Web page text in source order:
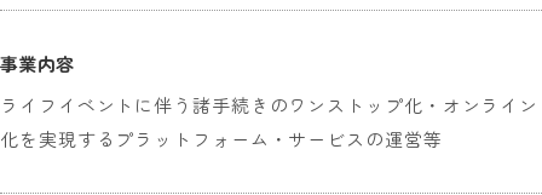
事業内容
ライフイベントに伴う諸手続きのワンストップ化・オンライン
化を実現するプラットフォーム・サービスの運営等